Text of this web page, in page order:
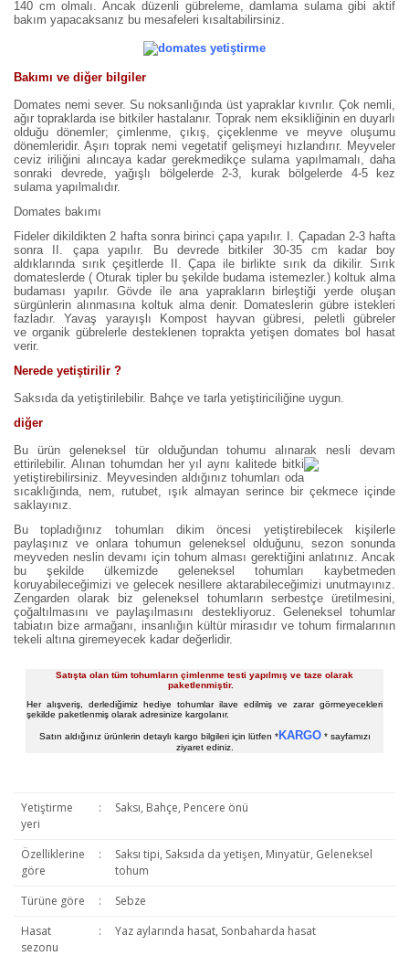
140 cm olmalı. Ancak düzenli gübreleme, damlama sulama gibi aktif
bakım yapacaksanız bu mesafeleri kısaltabilirsiniz.
Bakımı ve diğer bilgiler
Domates nemi sever. Su noksanlığında üst yapraklar kıvrılır. Çok nemli,
ağır topraklarda ise bitkiler hastalanır. Toprak nem eksikliğinin en duyarlı
olduğu dönemler; çimlenme, çıkış, çiçeklenme ve meyve oluşumu
dönemleridir. Aşırı toprak nemi vegetatif gelişmeyi hızlandırır. Meyveler
ceviz iriliğini alıncaya kadar gerekmedikçe sulama yapılmamalı, daha
sonraki devrede, yağışlı bölgelerde 2-3, kurak bölgelerde 4-5 kez
sulama yapılmalıdır.
Domates bakımı
Fideler dikildikten 2 hafta sonra birinci çapa yapılır. I. Çapadan 2-3 hafta
sonra II. çapa yapılır. Bu devrede bitkiler 30-35 cm kadar boy
aldıklarında sırık çeşitlerde II. Çapa ile birlikte sırık da dikilir. Sırık
domateslerde ( Oturak tipler bu şekilde budama istemezler.) koltuk alma
budaması yapılır. Gövde ile ana yaprakların birleştiği yerde oluşan
sürgünlerin alınmasına koltuk alma denir. Domateslerin gübre istekleri
fazladır. Yavaş yarayışlı Kompost hayvan gübresi, peletli gübreler
ve organik gübrelerle desteklenen toprakta yetişen domates bol hasat
verir.
Nerede yetiştirilir ?
Saksıda da yetiştirilebilir. Bahçe ve tarla yetiştiriciliğine uygun.
diğer
Bu ürün geleneksel tür olduğundan tohumu alınarak nesli devam
ettirilebilir. Alınan tohumdan her yıl aynı kalitede bitki
yetiştirebilirsiniz. Meyvesinden aldığınız tohumları oda
sıcaklığında, nem, rutubet, ışık almayan serince bir çekmece içinde
saklayınız.
Bu topladığınız tohumları dikim öncesi yetiştirebilecek kişilerle
paylaşınız ve onlara tohumun geleneksel olduğunu, sezon sonunda
meyveden neslin devamı için tohum alması gerektiğini anlatınız. Ancak
bu şekilde ülkemizde geleneksel tohumları kaybetmeden
koruyabileceğimizi ve gelecek nesillere aktarabileceğimizi unutmayınız.
Zengarden olarak biz geleneksel tohumların serbestçe üretilmesini,
çoğaltılmasını ve paylaşılmasını destekliyoruz. Geleneksel tohumlar
tabiatın bize armağanı, insanlığın kültür mirasıdır ve tohum firmalarının
tekeli altına giremeyecek kadar değerlidir.
Satışta olan tüm tohumların çimlenme testi yapılmış ve taze olarak
paketlenmiştir.
Her alışveriş, derlediğimiz hediye tohumlar ilave edilmiş ve zarar görmeyecekleri
şekilde paketlenmiş olarak adresinize kargolanır.
Satın aldığınız ürünlerin detaylı kargo bilgileri için lütfen *KARGO* sayfamızı
ziyaret ediniz.
Yetiştirme
yeri
: Saksı, Bahçe, Pencere önü
Özelliklerine
göre
:
Saksı tipi, Saksıda da yetişen, Minyatür, Geleneksel
tohum
Türüne göre
:
Sebze
Hasat
sezonu
: Yaz aylarında hasat, Sonbaharda hasat